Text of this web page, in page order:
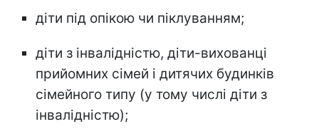
діти під опікою чи піклуванням;
діти з інвалідністю, діти-вихованці
прийомних сімей і дитячих будинків
сімейного типу (у тому числі діти з
інвалідністю);